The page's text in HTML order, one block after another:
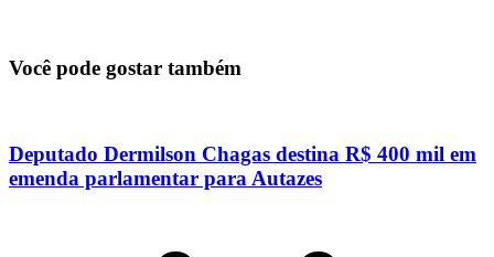
Você pode gostar também
Deputado Dermilson Chagas destina R$ 400 mil em
emenda parlamentar para Autazes